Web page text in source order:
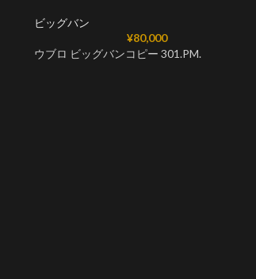
ビッグバン
¥80,000
ウブロ ビッグバンコピー 301.PM.